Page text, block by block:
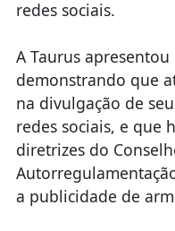
redes sociais.
A Taurus apresentou
demonstrando que
na divulgação de
redes sociais, e que
diretrizes do
a publicidade de